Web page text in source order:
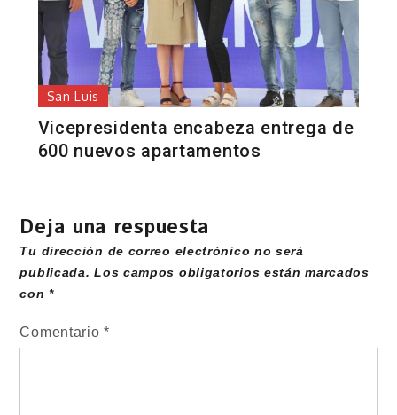
San Luis
Vicepresidenta encabeza entrega de
600 nuevos apartamentos
Deja una respuesta
Tu dirección de correo electrónico no será
publicada. Los campos obligatorios están marcados
con*
Comentario*